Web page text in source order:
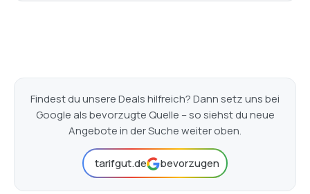
Findest du unsere Deals hilfreich? Dann setz uns bei
Google als bevorzugte Quelle – so siehst du neue
Angebote in der Suche weiter oben.
tarifgut.de bevorzugen